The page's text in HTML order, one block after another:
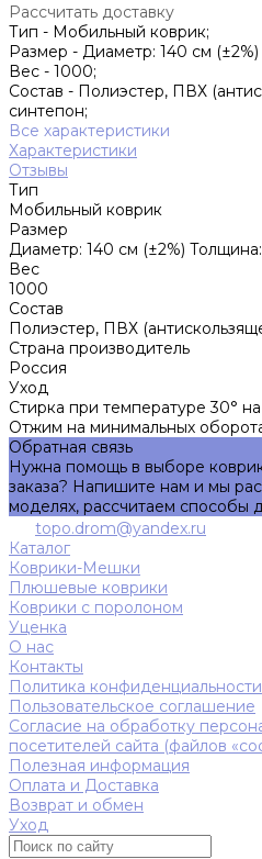
Рассчитать доставку
Тип - Мобильный коврик;
Размер - Диаметр: 140 см
Вес - 1000;
Состав - Полиэстер, ПВХ
синтепон;
Все характеристики
Характеристики
Отзывы
Тип
Мобильный коврик
Размер
Диаметр: 140 см (±2%)
Вес
1000
Состав
Полиэстер, ПВХ
Страна производитель
Россия
Уход
Стирка при температуре 30°
Отжим на минимальных
Обратная связь
Нужна помощь в выборе
заказа? Напишите нам и мы
моделях, рассчитаем способы
topo.drom@yandex.ru
Каталог
Коврики-Мешки
Плюшевые коврики
Коврики с поролоном
Уценка
О нас
Контакты
Политика конфиденциальности
Пользовательское соглашение
Согласие на обработку
посетителей сайта (файлов
Полезная информация
Оплата и Доставка
Возврат и обмен
Уход